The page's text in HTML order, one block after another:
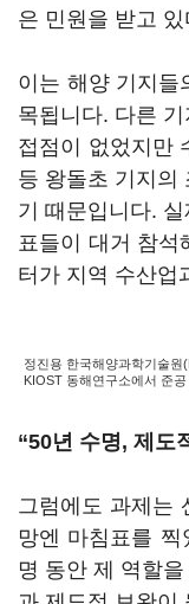
은 민원을 받고
이는 해양 기지들
목됩니다. 다른
접점이 없었지만
등 왕돌초 기지의
기 때문입니다.
표들이 대거 참석
터가 지역 수산업
정진용 한국해양과학기술원
KIOST 동해연구소에서 준
“50년 수명, 제도
그럼에도 과제는
망엔 마침표를
명 동안 제 역할